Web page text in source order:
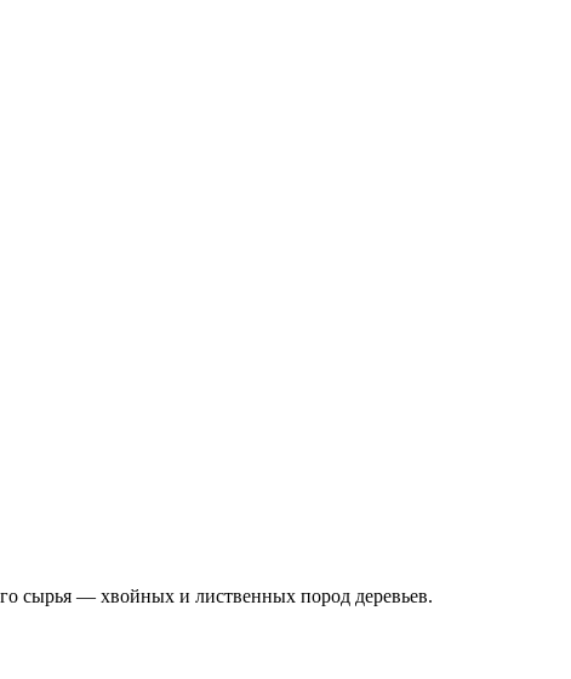
сырья — хвойных и лиственных пород деревьев.